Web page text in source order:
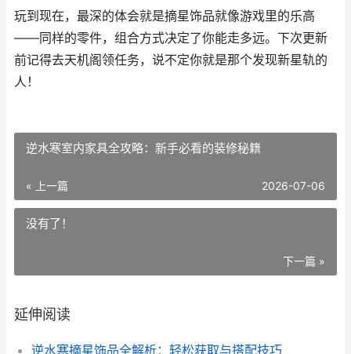
玩到现在，最深的体会就是摘星饰品就像游戏里的乐高
——同样的零件，组合方式决定了你能走多远。下次更新
前记得去天机阁领任务，说不定你就是那个发现新星轨的
人！
逆水寒室内家具全攻略：新手必看的装修秘籍
« 上一篇 2026-07-06
没有了！
下一篇 »
延伸阅读
逆水寒摘星饰品全解析：轻松获取与搭配技巧